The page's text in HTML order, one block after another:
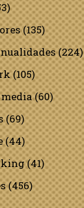
(135)
(224)
(105)
(60)
(69)
(44)
(41)
(456)